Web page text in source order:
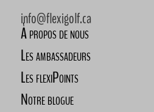
info@flexigolf.ca
À propos de nous
Les ambassadeurs
Les flexiPoints
Notre blogue